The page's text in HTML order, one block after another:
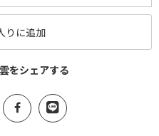
りに追加
をシェアする